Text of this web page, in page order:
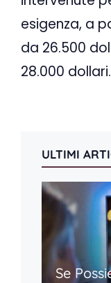
esigenza, a
da 26.500
28.000 dollari.
ULTIMI
Se